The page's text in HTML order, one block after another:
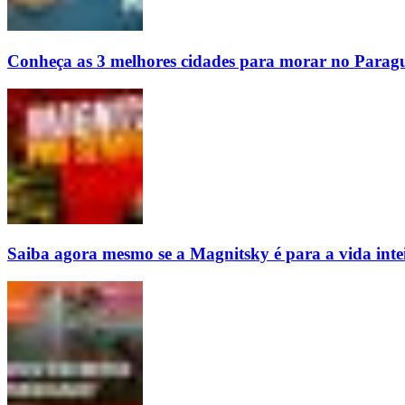
Conheça as 3 melhores cidades para morar no
Saiba agora mesmo se a Magnitsky é para a vida